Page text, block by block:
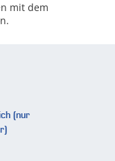
mit dem
(nur